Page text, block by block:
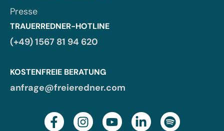
Presse
TRAUERREDNER-HOTLINE
(+49) 1567 81 94 620
KOSTENFREIE BERATUNG
anfrage@freieredner.com